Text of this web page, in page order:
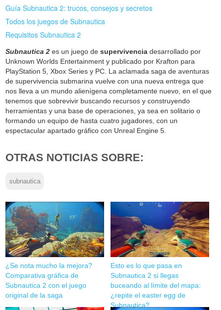
Guía Subnautica 2: trucos, consejos y secretos
Todos los juegos de Subnautica
Requisitos Subnautica 2
Subnautica 2 es un juego desupervivencia desarrollado por
Unknown Worlds Entertainment y publicado por Krafton para
PlayStation 5, Xbox Series y PC. La aclamada saga de aventuras
de supervivencia submarina vuelve con una nueva entrega que
nos lleva a un mundo alienígena completamente nuevo, en el que
tenemos que sobrevivir buscando recursos y construyendo
herramientas y una base de operaciones, ya sea en solitario o
formando un equipo de hasta cuatro jugadores, con un
espectacular apartado gráfico con Unreal Engine 5.
OTRAS NOTICIAS SOBRE:
subnautica
¿Se nota mucho la mejora?
Comparativa gráfica de
Subnautica 2 con el juego
original de la saga
Esto es lo que pasa en
Subnautica 2 si llegas
buceando al límite del mapa:
¿repite el easter egg de
Subnautica?